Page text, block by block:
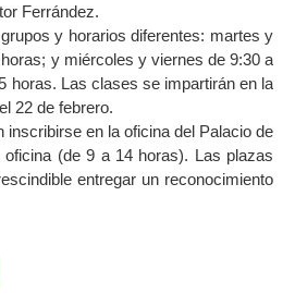
Ferrández.
y horarios diferentes: martes y
y miércoles y viernes de 9:30 a
horas. Las clases se impartirán en la
22 de febrero.
inscribirse en la oficina del Palacio de
oficina (de 9 a 14 horas). Las plazas
entregar un reconocimiento